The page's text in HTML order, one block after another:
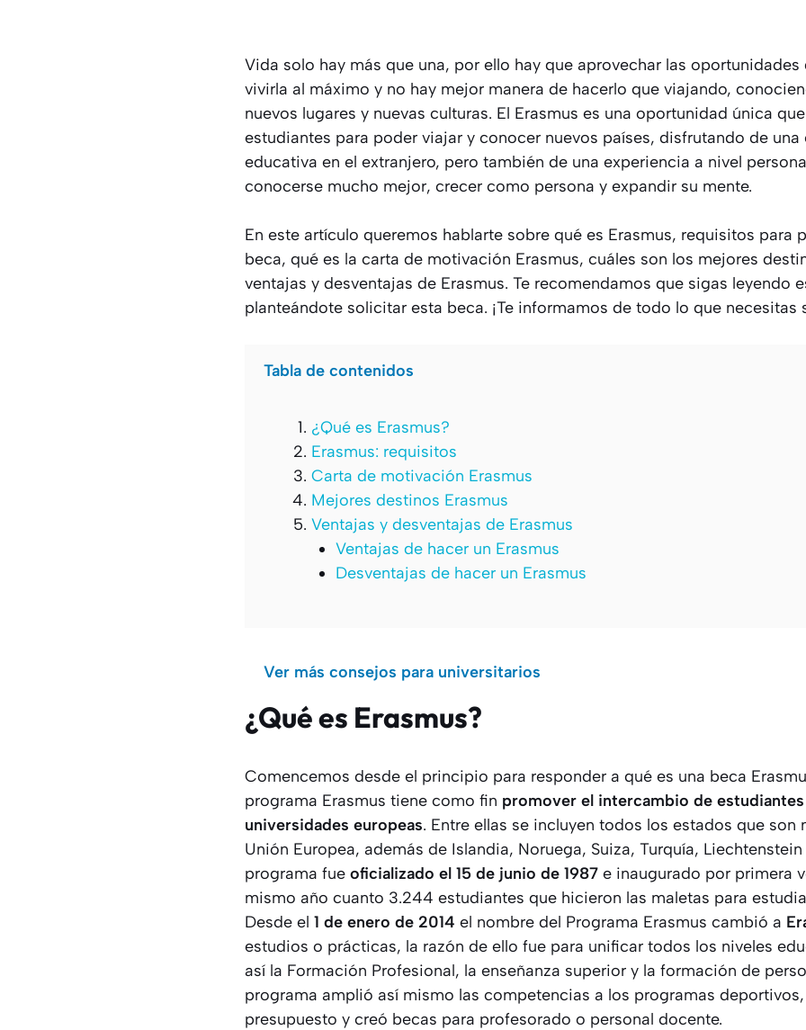
Vida solo hay más que una, por ello hay que aprovechar las oportunidades
vivirla al máximo y no hay mejor manera de hacerlo que viajando,
nuevos lugares y nuevas culturas. El Erasmus es una oportunidad única
estudiantes para poder viajar y conocer nuevos países, disfrutando de una
educativa en el extranjero, pero también de una experiencia a nivel
conocerse mucho mejor, crecer como persona y expandir su mente.
En este artículo queremos hablarte sobre qué es Erasmus, requisitos para
beca, qué es la carta de motivación Erasmus, cuáles son los mejores
ventajas y desventajas de Erasmus. Te recomendamos que sigas leyendo
planteándote solicitar esta beca. ¡Te informamos de todo lo que necesitas
Tabla de contenidos
¿Qué es Erasmus?
Erasmus: requisitos
Carta de motivación Erasmus
Mejores destinos Erasmus
Ventajas y desventajas de Erasmus
Ventajas de hacer un Erasmus
Desventajas de hacer un Erasmus
Ver más consejos para universitarios
¿Qué es Erasmus?
Comencemos desde el principio para responder a qué es una beca
programa Erasmus tiene como fin promover el intercambio de
universidades europeas. Entre ellas se incluyen todos los estados que son
Unión Europea, además de Islandia, Noruega, Suiza, Turquía,
programa fue oficializado el 15 de junio de 1987 e inaugurado por primera
mismo año cuanto 3.244 estudiantes que hicieron las maletas para
Desde el 1 de enero de 2014 el nombre del Programa Erasmus cambió a
estudios o prácticas, la razón de ello fue para unificar todos los niveles
así la Formación Profesional, la enseñanza superior y la formación de
programa amplió así mismo las competencias a los programas
presupuesto y creó becas para profesorado o personal docente.